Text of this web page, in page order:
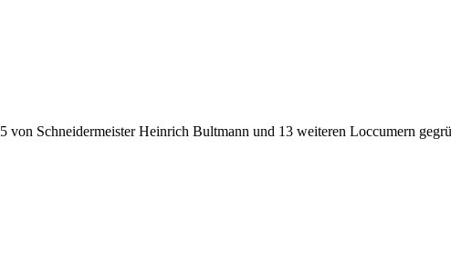
von Schneidermeister Heinrich Bultmann und 13 weiteren Loccumern